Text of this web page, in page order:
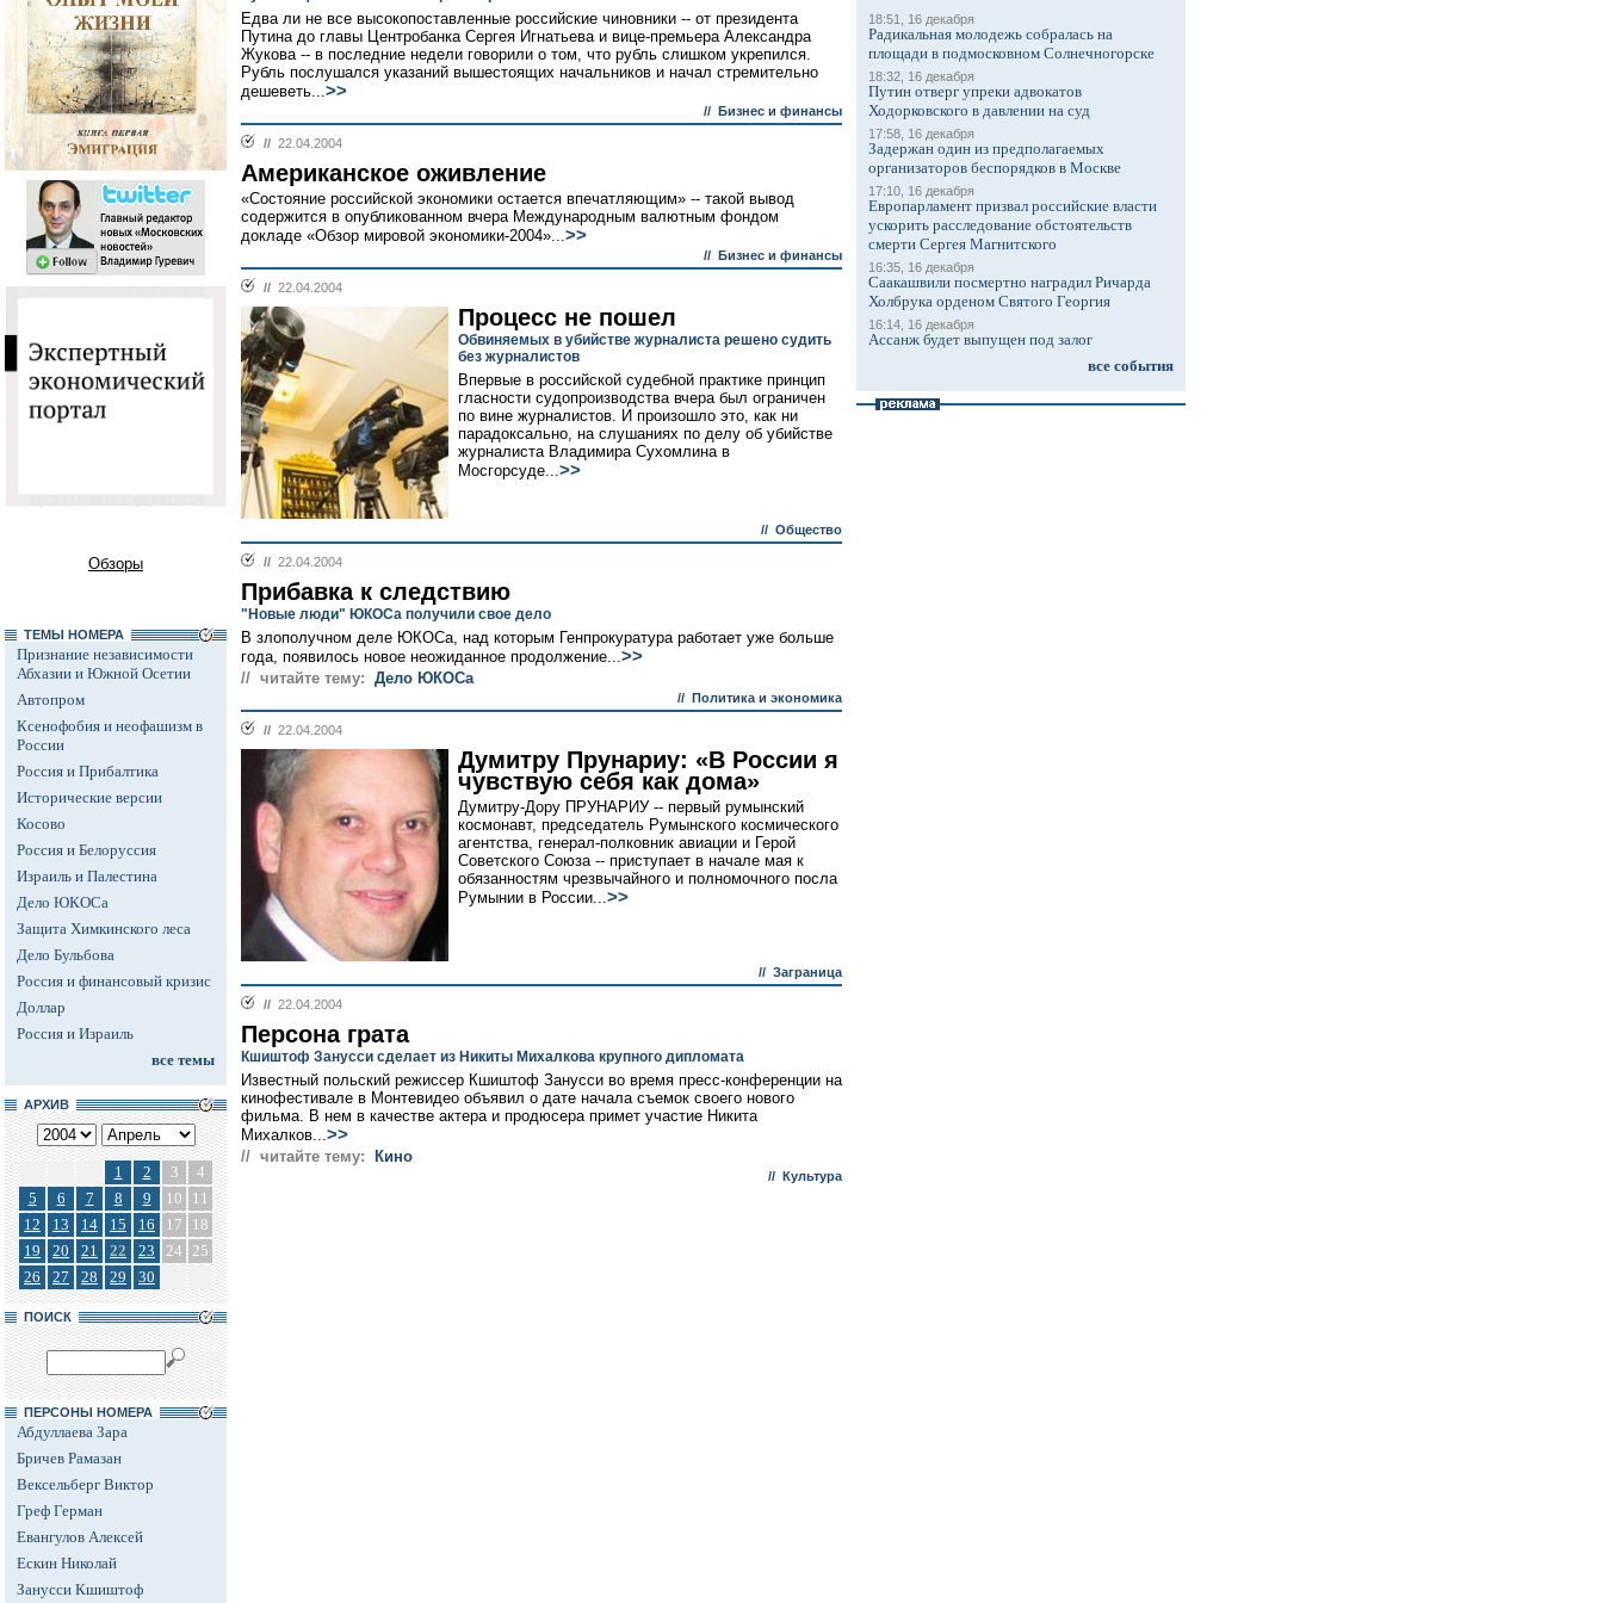
Обзоры
ТЕМЫ НОМЕРА
Признание независимости
Абхазии и Южной Осетии
Автопром
Ксенофобия и неофашизм в
России
Россия и Прибалтика
Исторические версии
Косово
Россия и Белоруссия
Израиль и Палестина
Дело ЮКОСа
Защита Химкинского леса
Дело Бульбова
Россия и финансовый кризис
Доллар
Россия и Израиль
все темы
АРХИВ
1 2 3
4
5
6 7 8 9 10
11
12
13 14 15 16 17
18
19
20 21 22 23 24 25
26
27 28 29 30
ПОИСК
ПЕРСОНЫ НОМЕРА
Абдуллаева Зара
Бричев Рамазан
Вексельберг Виктор
Греф Герман
Евангулов Алексей
Ескин Николай
Занусси Кшиштоф
Едва ли не все высокопоставленные российские чиновники -- от президента
Путина до главы Центробанка Сергея Игнатьева и вице-премьера Александра
Жукова -- в последние недели говорили о том, что рубль слишком укрепился.
Рубль послушался указаний вышестоящих начальников и начал стремительно
дешеветь...>>
// Бизнес и финансы
// 22.04.2004
Американское оживление
«Состояние российской экономики остается впечатляющим» -- такой вывод
содержится в опубликованном вчера Международным валютным фондом
докладе «Обзор мировой экономики-2004»...>>
// Бизнес и финансы
// 22.04.2004
Процесс не пошел
Обвиняемых в убийстве журналиста решено судить
без журналистов
Впервые в российской судебной практике принцип
гласности судопроизводства вчера был ограничен
по вине журналистов. И произошло это, как ни
парадоксально, на слушаниях по делу об убийстве
журналиста Владимира Сухомлина в
Мосгорсуде...>>
// Общество
// 22.04.2004
Прибавка к следствию
"Новые люди" ЮКОСа получили свое дело
В злополучном деле ЮКОСа, над которым Генпрокуратура работает уже больше
года, появилось новое неожиданное продолжение...>>
// читайте тему: Дело ЮКОСа
// Политика и экономика
// 22.04.2004
Думитру Прунариу: «В России я
чувствую себя как дома»
Думитру-Дору ПРУНАРИУ -- первый румынский
космонавт, председатель Румынского космического
агентства, генерал-полковник авиации и Герой
Советского Союза -- приступает в начале мая к
обязанностям чрезвычайного и полномочного посла
Румынии в России...>>
// Заграница
// 22.04.2004
Персона грата
Кшиштоф Занусси сделает из Никиты Михалкова крупного дипломата
Известный польский режиссер Кшиштоф Занусси во время пресс-конференции на
кинофестивале в Монтевидео объявил о дате начала съемок своего нового
фильма. В нем в качестве актера и продюсера примет участие Никита
Михалков...>>
// читайте тему: Кино
// Культура
18:51, 16 декабря
Радикальная молодежь собралась на
площади в подмосковном Солнечногорске
18:32, 16 декабря
Путин отверг упреки адвокатов
Ходорковского в давлении на суд
17:58, 16 декабря
Задержан один из предполагаемых
организаторов беспорядков в Москве
17:10, 16 декабря
Европарламент призвал российские власти
ускорить расследование обстоятельств
смерти Сергея Магнитского
16:35, 16 декабря
Саакашвили посмертно наградил Ричарда
Холбрука орденом Святого Георгия
16:14, 16 декабря
Ассанж будет выпущен под залог
все события